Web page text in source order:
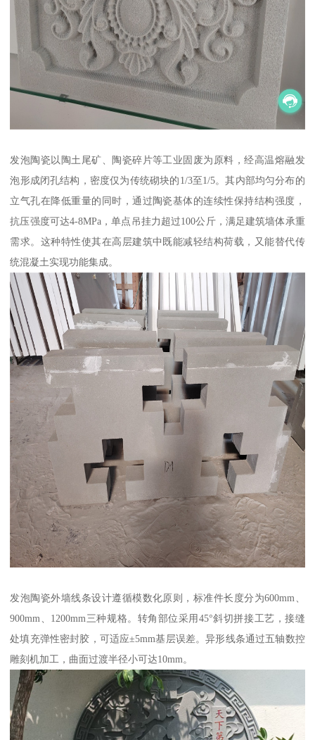
发泡陶瓷以陶土尾矿、陶瓷碎片等工业固废为原料，经高温熔融发
泡形成闭孔结构，密度仅为传统砌块的1/3至1/5。其内部均匀分布的
立气孔在降低重量的同时，通过陶瓷基体的连续性保持结构强度，
抗压强度可达4-8MPa，单点吊挂力超过100公斤，满足建筑墙体承重
需求。这种特性使其在高层建筑中既能减轻结构荷载，又能替代传
统混凝土实现功能集成。
发泡陶瓷外墙线条设计遵循模数化原则，标准件长度分为600mm、
900mm、1200mm三种规格。转角部位采用45°斜切拼接工艺，接缝
处填充弹性密封胶，可适应±5mm基层误差。异形线条通过五轴数控
雕刻机加工，曲面过渡半径小可达10mm。